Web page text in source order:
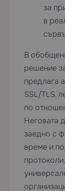
за
в
В
решение
предлага
SSL/TLS,
по
Неговата
заедно с
време и